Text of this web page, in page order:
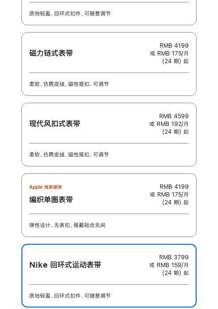
质地轻盈、回环式扣件、可随意调节
磁力链式表带
RMB 4199
或 RMB 175/月
(24 期) 起
柔软、仿麂皮绒、磁性搭扣、可调节
现代风扣式表带
RMB 4599
或 RMB 192/月
(24 期) 起
柔软、仿麂皮绒、磁性搭扣、可调节
Apple 独家提供
编织单圈表带
RMB 4199
或 RMB 175/月
(24 期) 起
弹性设计、无表扣、佩戴贴合无间
Nike 回环式运动表带
RMB 3799
或 RMB 159/月
(24 期) 起
质地轻盈、回环式扣件、可随意调节